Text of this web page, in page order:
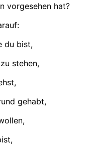
vorgesehen hat?
du bist,
stehen,
gehabt,